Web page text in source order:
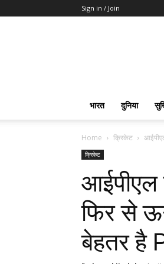
Sign in / Join
भारत दुनिया
Home क्रिकेट
क्रिकेट
आईपीएल
फिर से
बेहतर है